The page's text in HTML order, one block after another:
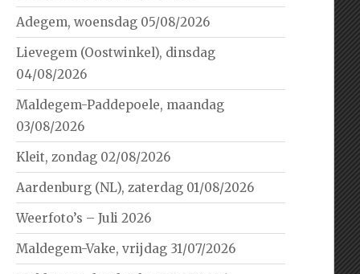
Adegem, woensdag 05/08/2026
Lievegem (Oostwinkel), dinsdag
04/08/2026
Maldegem-Paddepoele, maandag
03/08/2026
Kleit, zondag 02/08/2026
Aardenburg (NL), zaterdag 01/08/2026
Weerfoto’s – Juli 2026
Maldegem-Vake, vrijdag 31/07/2026